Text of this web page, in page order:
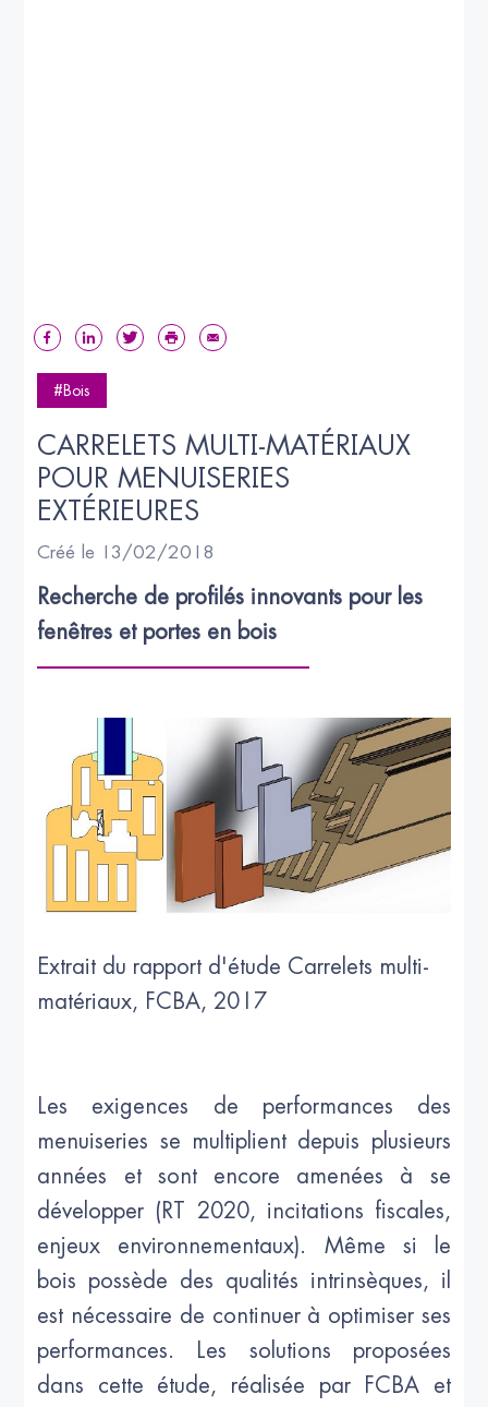
#Bois
CARRELETS MULTI-MATÉRIAUX
POUR MENUISERIES
EXTÉRIEURES
Créé le 13/02/2018
Recherche de profilés innovants pour les
fenêtres et portes en bois
Extrait du rapport d'étude Carrelets multi-
matériaux, FCBA, 2017
Les exigences de performances des
menuiseries se multiplient depuis plusieurs
années et sont encore amenées à se
développer (RT 2020, incitations fiscales,
enjeux environnementaux). Même si le
bois possède des qualités intrinsèques, il
est nécessaire de continuer à optimiser ses
performances. Les solutions proposées
dans cette étude, réalisée par FCBA et